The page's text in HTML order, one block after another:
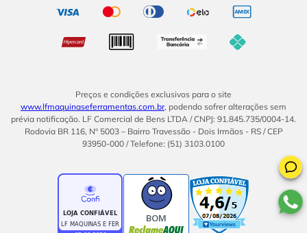
Preços e condições exclusivos para o site
www.lfmaquinaseferramentas.com.br, podendo sofrer alterações sem
prévia notificação. LF Comercial de Bens LTDA / CNPJ: 91.845.735/0004-14.
Rodovia BR 116, Nº 5003 – Bairro Travessão - Dois Irmãos - RS / CEP
93950-000 / Telefone: (51) 3103.0100
BOM